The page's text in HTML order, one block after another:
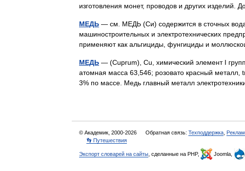
изготовления монет, проводов и других
МЕДЬ — см. МЕДЬ (Си) содержится в сточных
машиностроительных и электротехнических
применяют как альгициды, фунгициды и
МЕДЬ — (Cuprum), Cu, химический элемент I
атомная масса 63,546; розовато красный
3% по массе. Медь главный металл
© Академик, 2000-2026 Обратная связь: Техподдержка
👣 Путешествия
Экспорт словарей на сайты , сделанные на PHP, Joomla,